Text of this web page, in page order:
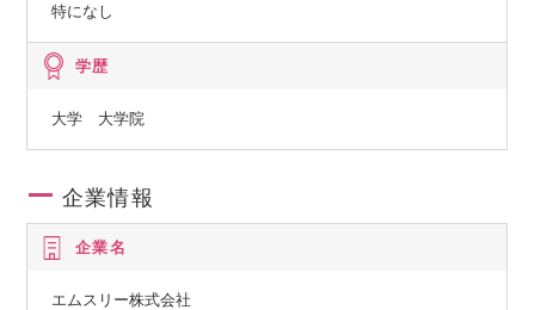
特になし
学歴
大学 大学院
企業情報
企業名
エムスリー株式会社